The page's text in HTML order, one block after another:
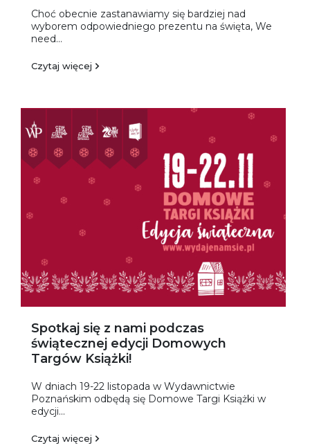
Choć obecnie zastanawiamy się bardziej nad
wyborem odpowiedniego prezentu na święta, We
need...
Czytaj więcej
Spotkaj się z nami podczas
świątecznej edycji Domowych
Targów Książki!
W dniach 19-22 listopada w Wydawnictwie
Poznańskim odbędą się Domowe Targi Książki w
edycji...
Czytaj więcej